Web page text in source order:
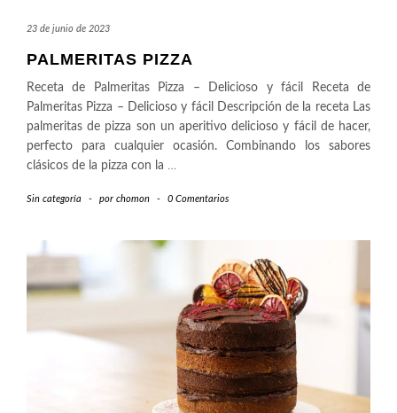
23 de junio de 2023
PALMERITAS PIZZA
Receta de Palmeritas Pizza – Delicioso y fácil Receta de
Palmeritas Pizza – Delicioso y fácil Descripción de la receta Las
palmeritas de pizza son un aperitivo delicioso y fácil de hacer,
perfecto para cualquier ocasión. Combinando los sabores
clásicos de la pizza con la …
Sin categoría - por chomon - 0 Comentarios